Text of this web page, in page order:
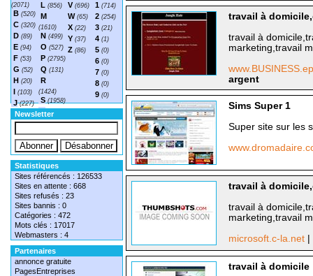
(2071)
B (520)
C (320)
D (89)
E (94)
F (53)
G (52)
H (20)
I (103)
J(227)
L (856)
M
(1610)
N (499)
O (527)
P (2795)
Q (131)
R
(1424)
S (1958)
T(1548)
V (696)
W (65)
X (22)
Y (37)
Z (86)
1 (714)
2 (254)
3 (21)
4 (1)
5 (0)
6 (0)
7 (0)
8 (0)
9 (0)
Newsletter
Statistiques
Sites référencés : 126533
Sites en attente : 668
Sites refusés : 23
Sites bannis : 0
Catégories : 472
Mots clés : 17017
Webmasters : 4
Partenaires
annonce gratuite
PagesEntreprises
travail à
travail à
marketing,travail
argent
Sims Super 1
Super site sur les
travail à
travail à
marketing,travail
microsoft.c-la.net
travail à domicile